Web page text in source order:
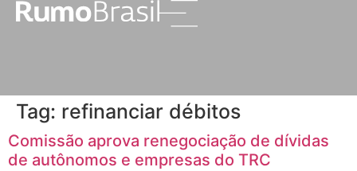
Tag: refinanciar débitos
Comissão aprova renegociação de dívidas
de autônomos e empresas do TRC